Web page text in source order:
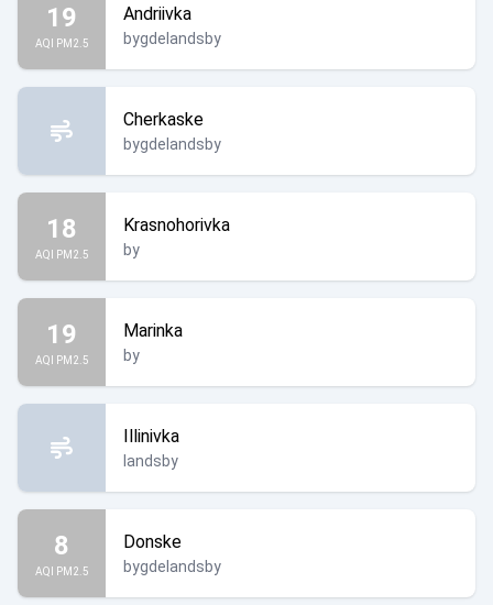
19
AQI PM2.5
Andriivka
bygdelandsby
Cherkaske
bygdelandsby
18
AQI PM2.5
Krasnohorivka
by
19
AQI PM2.5
Marinka
by
Illinivka
landsby
8
AQI PM2.5
Donske
bygdelandsby